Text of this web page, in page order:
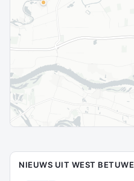
NIEUWS UIT WEST BETUWE